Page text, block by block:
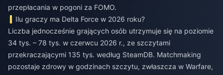
przepłacania w pogoni za FOMO.
Ilu graczy ma Delta Force w 2026 roku?
Liczba jednocześnie grających osób utrzymuje się na poziomie
34 tys. – 78 tys. w czerwcu 2026 r., ze szczytami
przekraczającymi 135 tys. według SteamDB. Matchmaking
pozostaje zdrowy w godzinach szczytu, zwłaszcza w Warfare,